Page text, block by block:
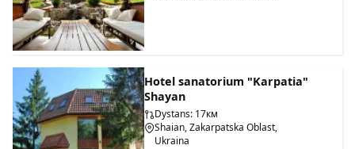
Hotel sanatorium "Karpatia"
Shayan
Dystans: 17км
Shaian, Zakarpatska Oblast,
Ukraina